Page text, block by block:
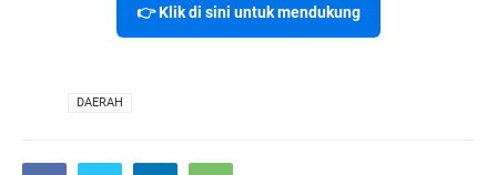
👉 Klik di sini untuk mendukung
DAERAH